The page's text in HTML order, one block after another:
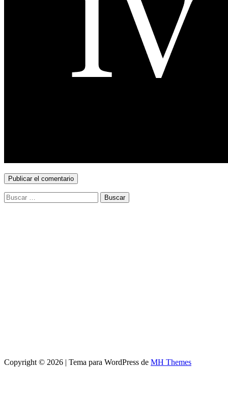
Buscar:
Copyright © 2026 | Tema para WordPress de MH Themes